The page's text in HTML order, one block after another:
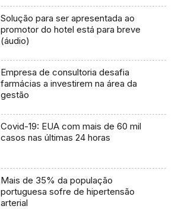
Solução para ser apresentada ao
promotor do hotel está para breve
(áudio)
Empresa de consultoria desafia
farmácias a investirem na área da
gestão
Covid-19: EUA com mais de 60 mil
casos nas últimas 24 horas
Mais de 35% da população
portuguesa sofre de hipertensão
arterial